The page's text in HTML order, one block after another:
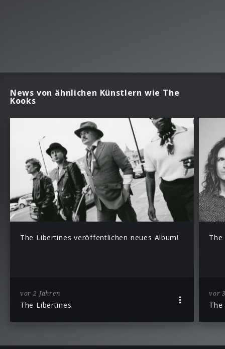
News von ähnlichen Künstlern wie The
Kooks
The Libertines veröffentlichen neues Album!
vor 2 Jahren
The Libertines
vor
The